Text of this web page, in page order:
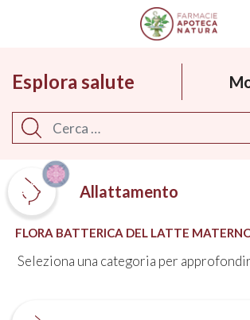
Main Navigation
Esplora salute
Cerca
Allattamento
FLORA BATTERICA DEL LATTE
Seleziona una categoria per